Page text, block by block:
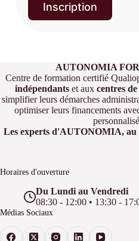
Inscription
AUTONOMIA
Centre de formation certifié
indépendantset auxcentres
simplifier leurs démarches
optimiser leurs financements
Les experts d'AUTONOMIA, au
Horaires d'ouverture
Du Lundi au Vendredi
08:30 - 12:00 • 13:30 -
Médias Sociaux